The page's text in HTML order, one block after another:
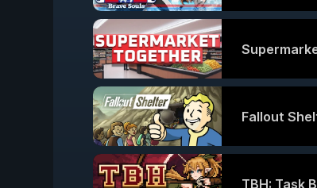
Fallout
TBH: Task